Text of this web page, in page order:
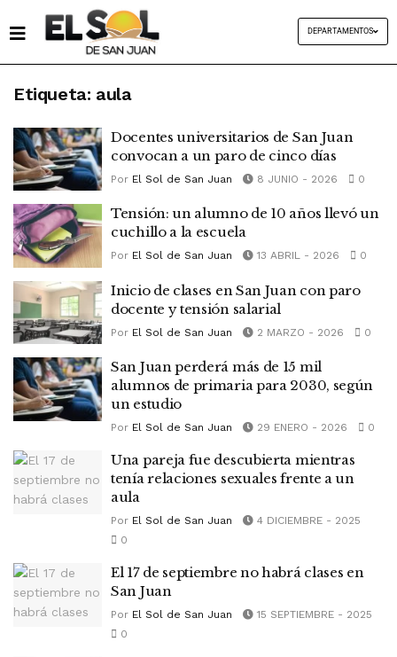
DEPARTAMENTOS
Etiqueta: aula
Docentes universitarios de San Juan
convocan a un paro de cinco días
Por El Sol de San Juan 8 JUNIO - 2026 0
Tensión: un alumno de 10 años llevó un
cuchillo a la escuela
Por El Sol de San Juan 13 ABRIL - 2026 0
Inicio de clases en San Juan con paro
docente y tensión salarial
Por El Sol de San Juan 2 MARZO - 2026 0
San Juan perderá más de 15 mil
alumnos de primaria para 2030, según
un estudio
Por El Sol de San Juan 29 ENERO - 2026 0
Una pareja fue descubierta mientras
tenía relaciones sexuales frente a un
aula
Por El Sol de San Juan
4 DICIEMBRE - 2025
0
El 17 de septiembre no habrá clases en
San Juan
Por El Sol de San Juan
15 SEPTIEMBRE - 2025
0